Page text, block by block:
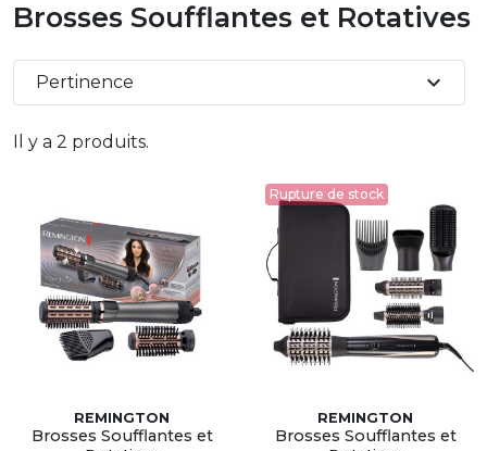
Brosses Soufflantes et Rotatives
Il y a 2 produits.
Pertinence expand_more
REMINGTON
Brosses Soufflantes et
Rupture de stock
REMINGTON
Brosses Soufflantes et